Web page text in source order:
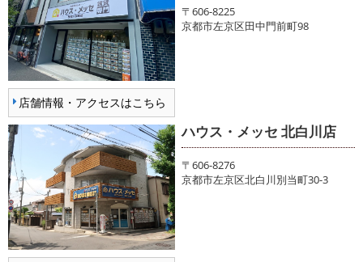
店舗情報・アクセスはこちら
〒606-8225
京都市左京区田中門前町98
ハウス・メッセ 北白川店
〒606-8276
京都市左京区北白川別当町30-3